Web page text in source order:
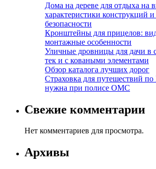
Дома на дереве для отдыха на
характеристики конструкций
безопасности
Кронштейны для прицелов:
монтажные особенности
Уличные дровницы для дачи в
тек и с коваными элементами
Обзор каталога лучших дорог
Страховка для путешествий по
нужна при полисе ОМС
Свежие комментарии
Нет комментариев для просмотра.
Архивы